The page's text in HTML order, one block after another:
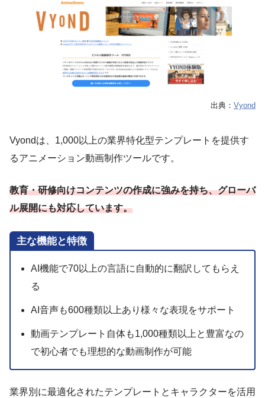
出典： Vyond
Vyondは、1,000以上の業界特化型テンプレートを提供す
るアニメーション動画制作ツールです。
教育・研修向けコンテンツの作成に強みを持ち、グローバ
ル展開にも対応しています。
主な機能と特徴
AI機能で70以上の言語に自動的に翻訳してもらえ
る
AI音声も600種類以上あり様々な表現をサポート
動画テンプレート自体も1,000種類以上と豊富なの
で初心者でも理想的な動画制作が可能
業界別に最適化されたテンプレートとキャラクターを活用